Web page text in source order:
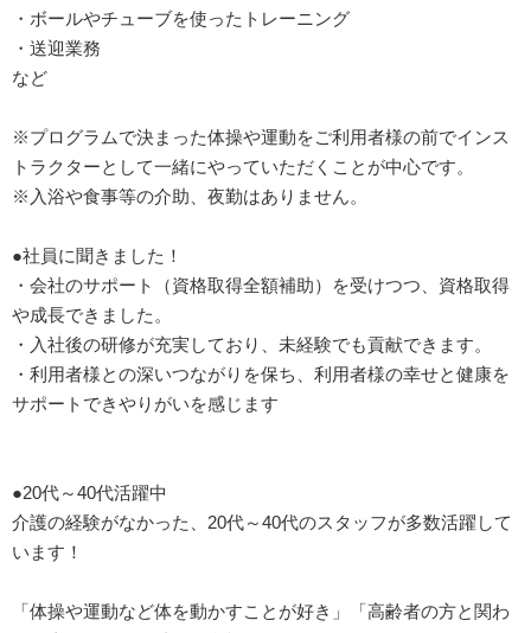
・ボールやチューブを使ったトレーニング
・送迎業務
など
※プログラムで決まった体操や運動をご利用者様の前でインス
トラクターとして一緒にやっていただくことが中心です。
※入浴や食事等の介助、夜勤はありません。
●社員に聞きました！
・会社のサポート（資格取得全額補助）を受けつつ、資格取得
や成長できました。
・入社後の研修が充実しており、未経験でも貢献できます。
・利用者様との深いつながりを保ち、利用者様の幸せと健康を
サポートできやりがいを感じます
●20代～40代活躍中
介護の経験がなかった、20代～40代のスタッフが多数活躍して
います！
「体操や運動など体を動かすことが好き」「高齢者の方と関わ